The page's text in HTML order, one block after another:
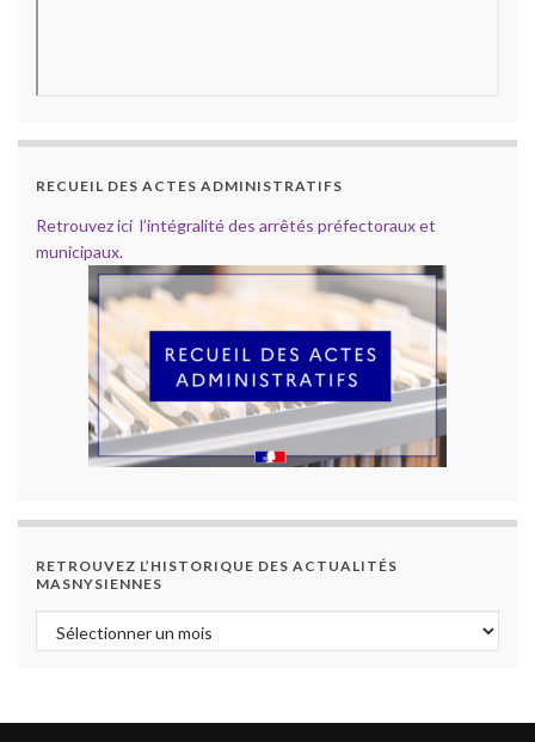
RECUEIL DES ACTES ADMINISTRATIFS
Retrouvez ici l’intégralité des arrêtés préfectoraux et
municipaux.
RETROUVEZ L’HISTORIQUE DES ACTUALITÉS
MASNYSIENNES
Retrouvez l’historique des actualités masnysiennes